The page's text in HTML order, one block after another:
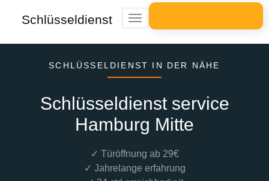
Schlüsseldienst
Toggle
navigation
SCHLÜSSELDIENST IN DER NÄHE
Schlüsseldienst service
Hamburg Mitte
✓ Türöffnung ab 29€
✓ Jahrelange erfahrung